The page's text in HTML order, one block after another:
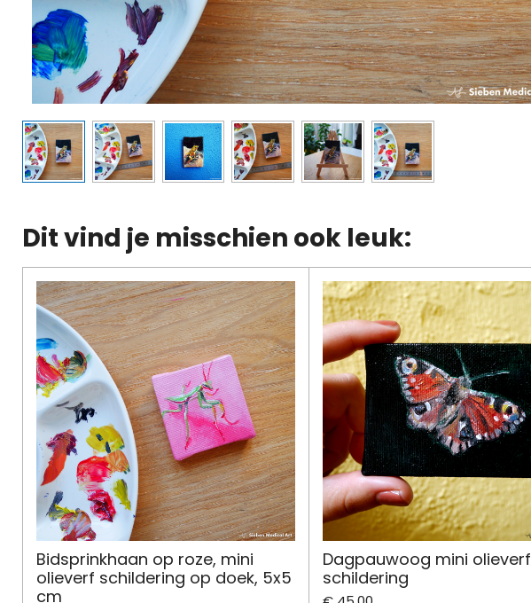
Dit vind je misschien ook leuk:
Bidsprinkhaan op roze, mini
olieverf schildering op doek, 5x5
cm
Dagpauwoog mini olieverf
schildering